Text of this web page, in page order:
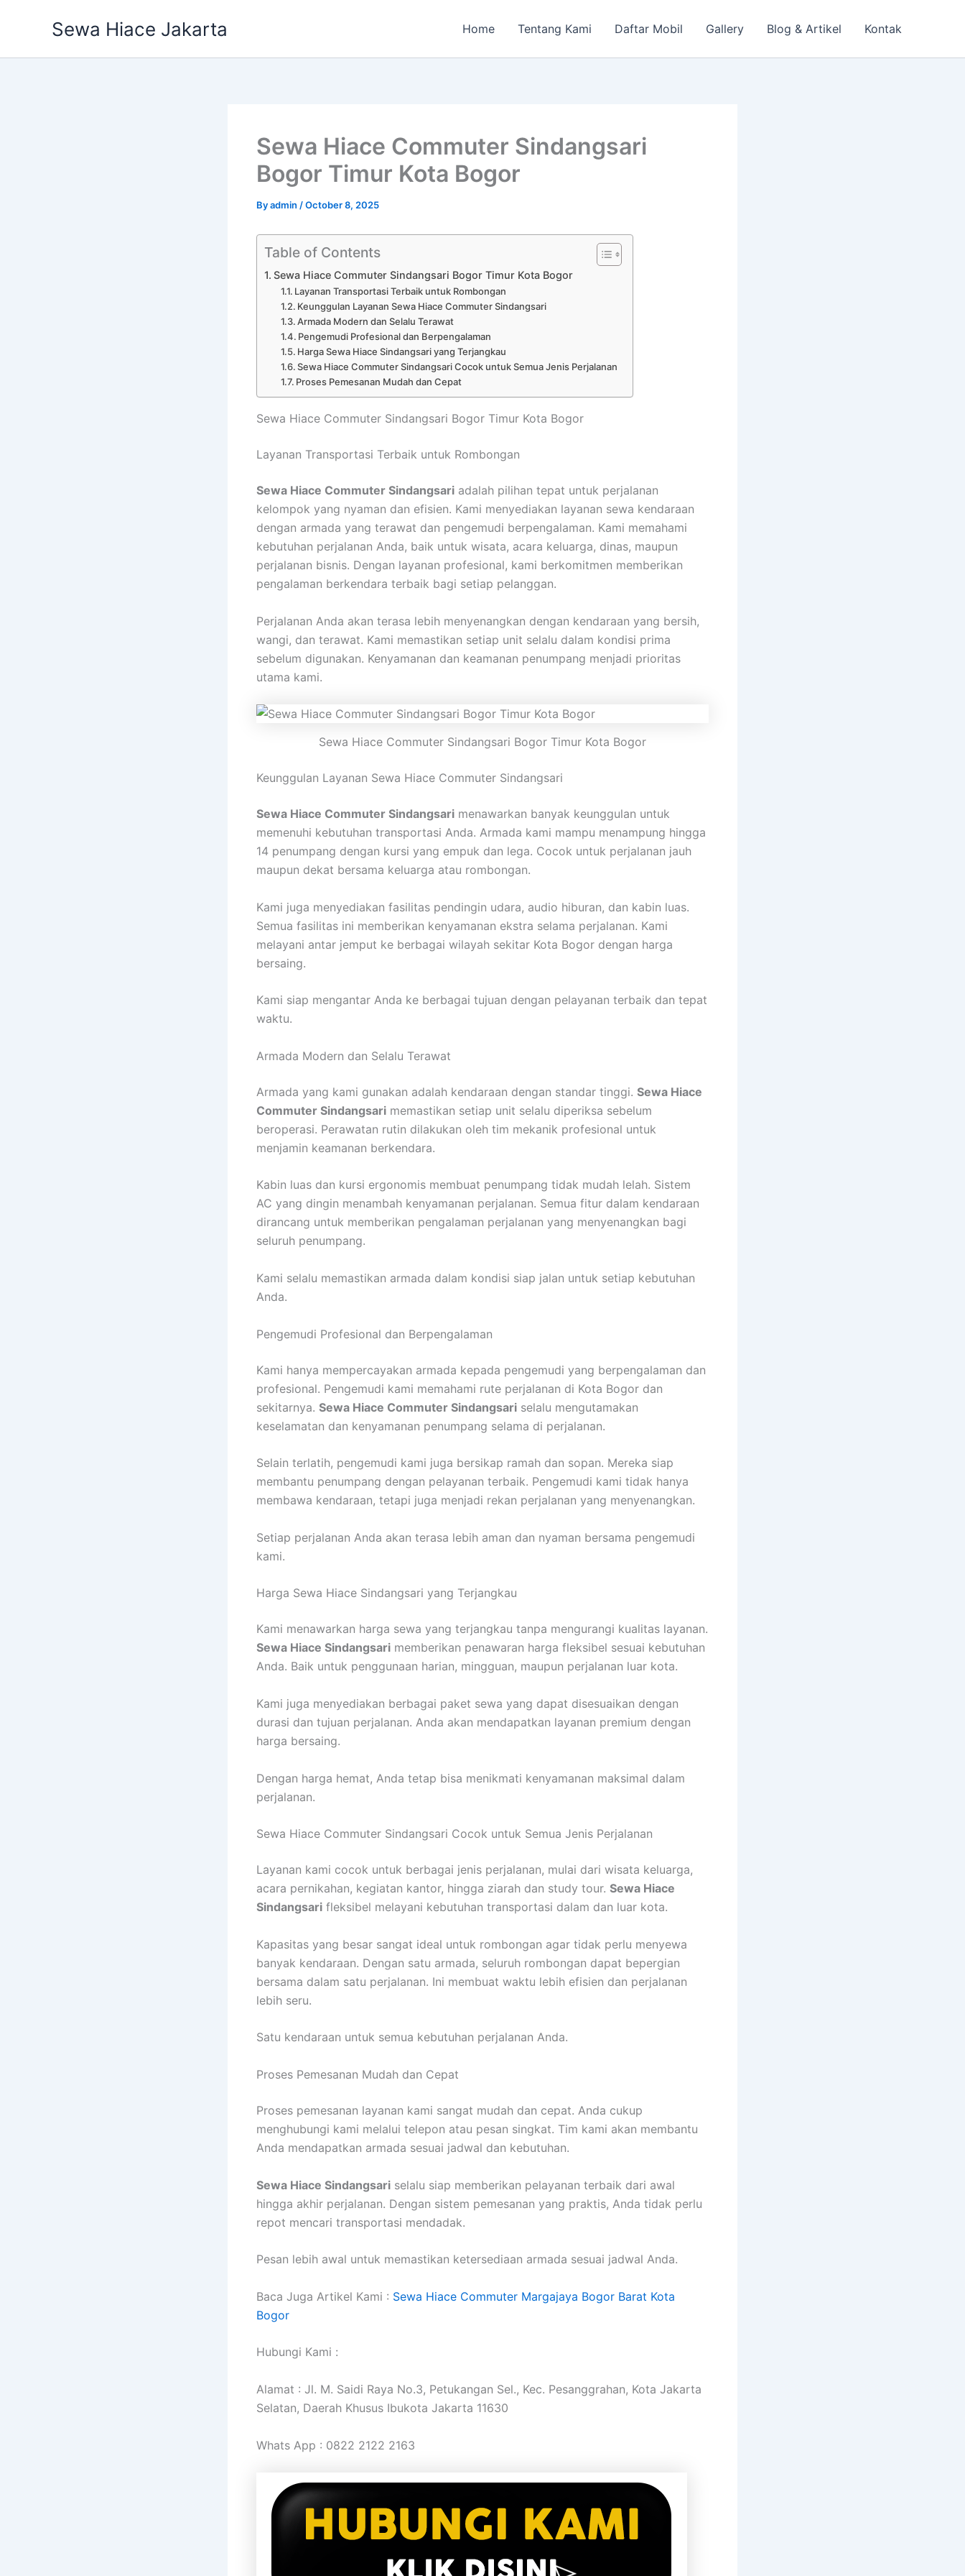
Sewa Hiace Jakarta Home Tentang Kami Daftar Mobil Gallery Blog & Artikel Kontak
Sewa Hiace Commuter Sindangsari
Bogor Timur Kota Bogor
Byadmin /October 8, 2025
Table of Contents
Sewa Hiace Commuter Sindangsari Bogor Timur Kota Bogor
Layanan Transportasi Terbaik untuk Rombongan
Keunggulan Layanan Sewa Hiace Commuter Sindangsari
Armada Modern dan Selalu Terawat
Pengemudi Profesional dan Berpengalaman
Harga Sewa Hiace Sindangsari yang Terjangkau
Sewa Hiace Commuter Sindangsari Cocok untuk Semua Jenis Perjalanan
Proses Pemesanan Mudah dan Cepat
Sewa Hiace Commuter Sindangsari Bogor Timur Kota Bogor
Layanan Transportasi Terbaik untuk Rombongan
Sewa Hiace Commuter Sindangsari adalah pilihan tepat untuk perjalanan
kelompok yang nyaman dan efisien. Kami menyediakan layanan sewa kendaraan
dengan armada yang terawat dan pengemudi berpengalaman. Kami memahami
kebutuhan perjalanan Anda, baik untuk wisata, acara keluarga, dinas, maupun
perjalanan bisnis. Dengan layanan profesional, kami berkomitmen memberikan
pengalaman berkendara terbaik bagi setiap pelanggan.
Perjalanan Anda akan terasa lebih menyenangkan dengan kendaraan yang bersih,
wangi, dan terawat. Kami memastikan setiap unit selalu dalam kondisi prima
sebelum digunakan. Kenyamanan dan keamanan penumpang menjadi prioritas
utama kami.
Sewa Hiace Commuter Sindangsari Bogor Timur Kota Bogor
Keunggulan Layanan Sewa Hiace Commuter Sindangsari
Sewa Hiace Commuter Sindangsari menawarkan banyak keunggulan untuk
memenuhi kebutuhan transportasi Anda. Armada kami mampu menampung hingga
14 penumpang dengan kursi yang empuk dan lega. Cocok untuk perjalanan jauh
maupun dekat bersama keluarga atau rombongan.
Kami juga menyediakan fasilitas pendingin udara, audio hiburan, dan kabin luas.
Semua fasilitas ini memberikan kenyamanan ekstra selama perjalanan. Kami
melayani antar jemput ke berbagai wilayah sekitar Kota Bogor dengan harga
bersaing.
Kami siap mengantar Anda ke berbagai tujuan dengan pelayanan terbaik dan tepat
waktu.
Armada Modern dan Selalu Terawat
Armada yang kami gunakan adalah kendaraan dengan standar tinggi. Sewa Hiace
Commuter Sindangsari memastikan setiap unit selalu diperiksa sebelum
beroperasi. Perawatan rutin dilakukan oleh tim mekanik profesional untuk
menjamin keamanan berkendara.
Kabin luas dan kursi ergonomis membuat penumpang tidak mudah lelah. Sistem
AC yang dingin menambah kenyamanan perjalanan. Semua fitur dalam kendaraan
dirancang untuk memberikan pengalaman perjalanan yang menyenangkan bagi
seluruh penumpang.
Kami selalu memastikan armada dalam kondisi siap jalan untuk setiap kebutuhan
Anda.
Pengemudi Profesional dan Berpengalaman
Kami hanya mempercayakan armada kepada pengemudi yang berpengalaman dan
profesional. Pengemudi kami memahami rute perjalanan di Kota Bogor dan
sekitarnya. Sewa Hiace Commuter Sindangsari selalu mengutamakan
keselamatan dan kenyamanan penumpang selama di perjalanan.
Selain terlatih, pengemudi kami juga bersikap ramah dan sopan. Mereka siap
membantu penumpang dengan pelayanan terbaik. Pengemudi kami tidak hanya
membawa kendaraan, tetapi juga menjadi rekan perjalanan yang menyenangkan.
Setiap perjalanan Anda akan terasa lebih aman dan nyaman bersama pengemudi
kami.
Harga Sewa Hiace Sindangsari yang Terjangkau
Kami menawarkan harga sewa yang terjangkau tanpa mengurangi kualitas layanan.
Sewa Hiace Sindangsari memberikan penawaran harga fleksibel sesuai kebutuhan
Anda. Baik untuk penggunaan harian, mingguan, maupun perjalanan luar kota.
Kami juga menyediakan berbagai paket sewa yang dapat disesuaikan dengan
durasi dan tujuan perjalanan. Anda akan mendapatkan layanan premium dengan
harga bersaing.
Dengan harga hemat, Anda tetap bisa menikmati kenyamanan maksimal dalam
perjalanan.
Sewa Hiace Commuter Sindangsari Cocok untuk Semua Jenis Perjalanan
Layanan kami cocok untuk berbagai jenis perjalanan, mulai dari wisata keluarga,
acara pernikahan, kegiatan kantor, hingga ziarah dan study tour. Sewa Hiace
Sindangsari fleksibel melayani kebutuhan transportasi dalam dan luar kota.
Kapasitas yang besar sangat ideal untuk rombongan agar tidak perlu menyewa
banyak kendaraan. Dengan satu armada, seluruh rombongan dapat bepergian
bersama dalam satu perjalanan. Ini membuat waktu lebih efisien dan perjalanan
lebih seru.
Satu kendaraan untuk semua kebutuhan perjalanan Anda.
Proses Pemesanan Mudah dan Cepat
Proses pemesanan layanan kami sangat mudah dan cepat. Anda cukup
menghubungi kami melalui telepon atau pesan singkat. Tim kami akan membantu
Anda mendapatkan armada sesuai jadwal dan kebutuhan.
Sewa Hiace Sindangsari selalu siap memberikan pelayanan terbaik dari awal
hingga akhir perjalanan. Dengan sistem pemesanan yang praktis, Anda tidak perlu
repot mencari transportasi mendadak.
Pesan lebih awal untuk memastikan ketersediaan armada sesuai jadwal Anda.
Baca Juga Artikel Kami : Sewa Hiace Commuter Margajaya Bogor Barat Kota
Bogor
Hubungi Kami :
Alamat : Jl. M. Saidi Raya No.3, Petukangan Sel., Kec. Pesanggrahan, Kota Jakarta
Selatan, Daerah Khusus Ibukota Jakarta 11630
Whats App : 0822 2122 2163